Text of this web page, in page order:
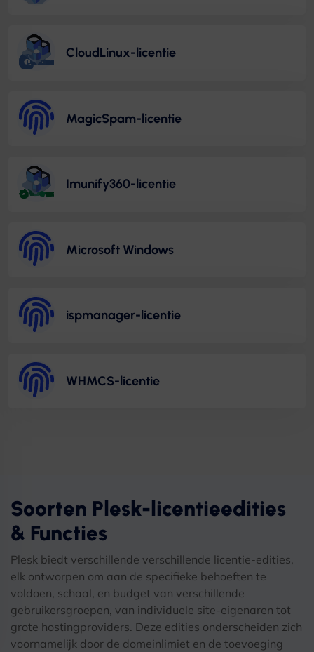
CloudLinux-licentie
MagicSpam-licentie
Imunify360-licentie
Microsoft Windows
ispmanager-licentie
WHMCS-licentie
Soorten Plesk-licentieedities
& Functies
Plesk biedt verschillende verschillende licentie-edities,
elk ontworpen om aan de specifieke behoeften te
voldoen, schaal, en budget van verschillende
gebruikersgroepen, van individuele site-eigenaren tot
grote hostingproviders. Deze edities onderscheiden zich
voornamelijk door de domeinlimiet en de toevoeging